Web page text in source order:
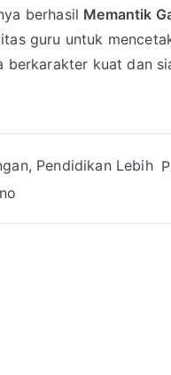
berhasil Memantik
guru untuk
berkarakter kuat dan
Pendidikan Lebih